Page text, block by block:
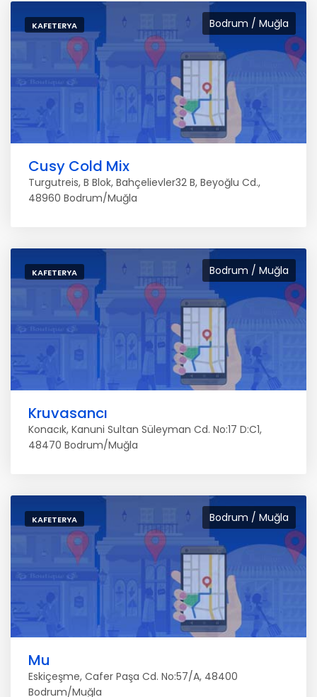
Bodrum / Muğla
KAFETERYA
Cusy Cold Mix
Turgutreis, B Blok, Bahçelievler32 B, Beyoğlu Cd.,
48960 Bodrum/Muğla
Bodrum / Muğla
KAFETERYA
Kruvasancı
Konacık, Kanuni Sultan Süleyman Cd. No:17 D:C1,
48470 Bodrum/Muğla
Bodrum / Muğla
KAFETERYA
Mu
Eskiçeşme, Cafer Paşa Cd. No:57/A, 48400
Bodrum/Muğla